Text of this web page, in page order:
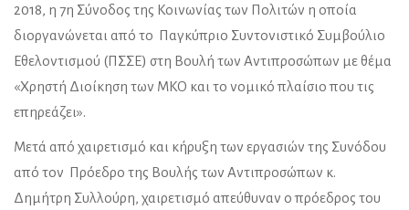
2018, η 7η Σύνοδος της Κοινωνίας των Πολιτών η οποία
διοργανώνεται από το Παγκύπριο Συντονιστικό Συμβούλιο
Εθελοντισμού (ΠΣΣΕ) στη Βουλή των Αντιπροσώπων με θέμα
«Χρηστή Διοίκηση των ΜΚΟ και το νομικό πλαίσιο που τις
επηρεάζει».
Μετά από χαιρετισμό και κήρυξη των εργασιών της Συνόδου
από τον Πρόεδρο της Βουλής των Αντιπροσώπων κ.
Δημήτρη Συλλούρη, χαιρετισμό απεύθυναν ο πρόεδρος του